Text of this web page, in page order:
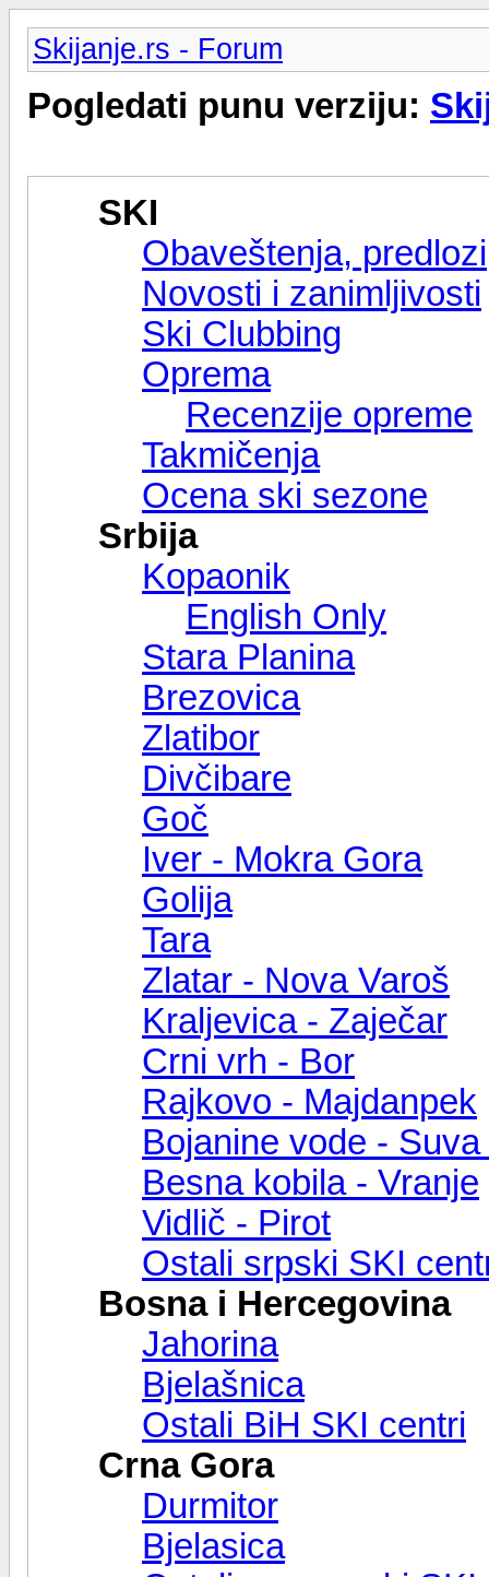
Skijanje.rs - Forum
Pogledati punu verziju:
SKI
Obaveštenja,
Novosti i zanimljivosti
Ski Clubbing
Oprema
Recenzije opreme
Takmičenja
Ocena ski sezone
Srbija
Kopaonik
English Only
Stara Planina
Brezovica
Zlatibor
Divčibare
Goč
Iver - Mokra Gora
Golija
Tara
Zlatar - Nova Varoš
Kraljevica - Zaječar
Crni vrh - Bor
Rajkovo - Majdanpek
Bojanine vode -
Besna kobila - Vranje
Vidlič - Pirot
Ostali srpski SKI
Bosna i Hercegovina
Jahorina
Bjelašnica
Ostali BiH SKI centri
Crna Gora
Durmitor
Bjelasica